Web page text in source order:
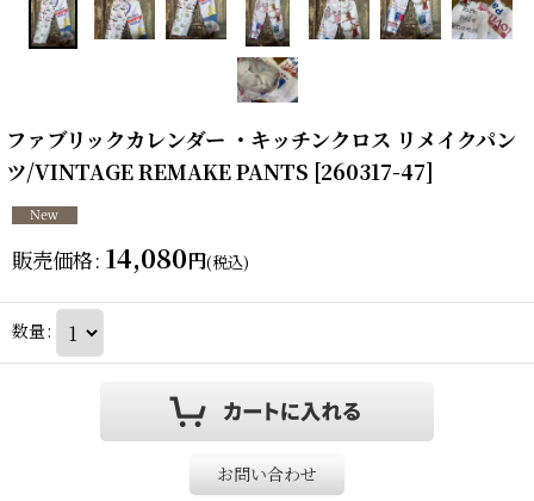
ファブリックカレンダー ・キッチンクロス リメイクパン
ツ/VINTAGE REMAKE PANTS [260317-47]
販売価格: 14,080円(税込)
数量:
お問い合わせ